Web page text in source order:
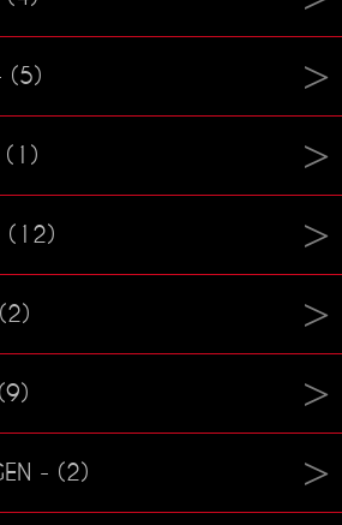
(5)
(1)
(12)
- (2)